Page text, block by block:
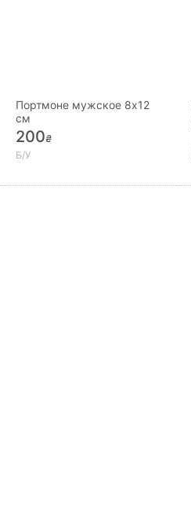
Портмоне мужское 8х12
см
200₴
Б/У